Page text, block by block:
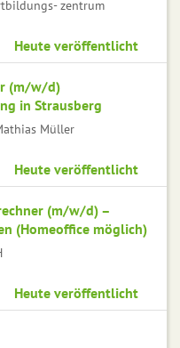
zentrum
Heute veröffentlicht
(m/w/d)
in Strausberg
Müller
Heute veröffentlicht
(m/w/d) –
(Homeoffice möglich)
Heute veröffentlicht